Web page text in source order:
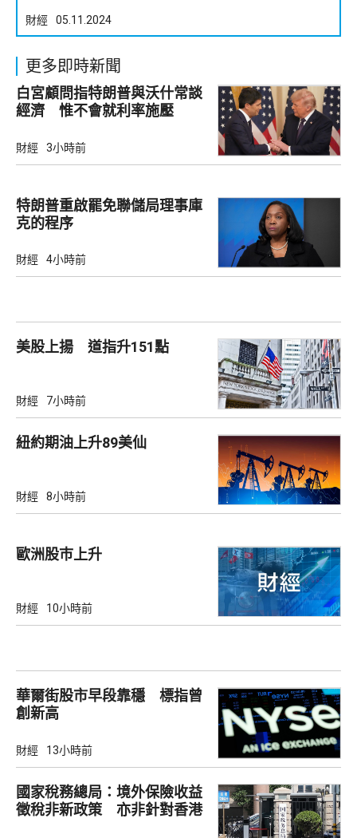
財經 05.11.2024
更多即時新聞
白宮顧問指特朗普與沃什常談
經濟 惟不會就利率施壓
財經 3小時前
特朗普重啟罷免聯儲局理事庫
克的程序
財經 4小時前
美股上揚 道指升151點
財經 7小時前
紐約期油上升89美仙
財經 8小時前
歐洲股巿上升
財經 10小時前
華爾街股市早段靠穩 標指曾
創新高
財經 13小時前
國家稅務總局：境外保險收益
徵稅非新政策 亦非針對香港